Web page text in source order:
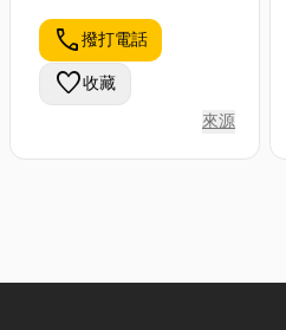
call撥打電話
favorite收藏
來源